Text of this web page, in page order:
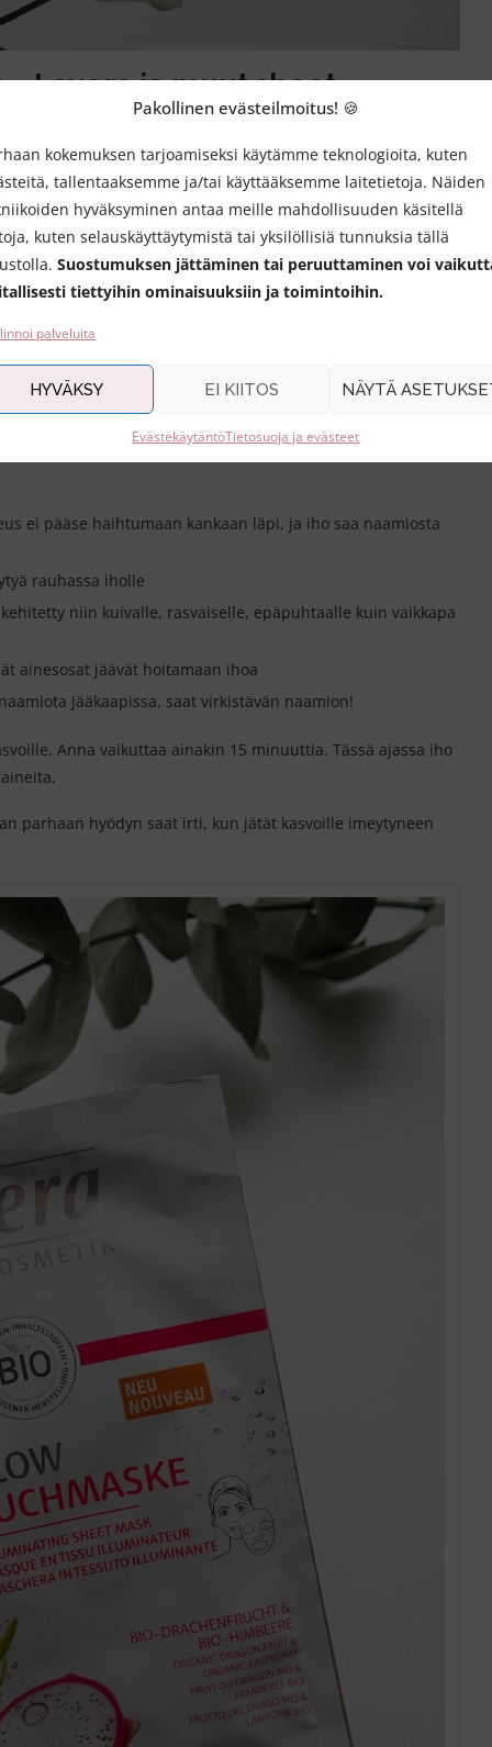
Pakollinen evästeilmoitus! 🍪
kokemuksen tarjoamiseksi käytämme teknologioita, kuten
tallentaaksemme ja/tai käyttääksemme laitetietoja. Näiden
hyväksyminen antaa meille mahdollisuuden käsitellä
kuten selauskäyttäytymistä tai yksilöllisiä tunnuksia tällä
Suostumuksen jättäminen tai peruuttaminen voi
tiettyihin ominaisuuksiin ja toimintoihin.
palveluita
HYVÄKSY EI KIITOS NÄYTÄ
EvästekäytäntöTietosuoja ja evästeet
Lavera ja muut sheet
brändeiltä. Yksi ekologisten kangasnaamioiden
syksyllä neljä uutta biohajoavaa, vegaanista
ja tuotteilla on luonnonkosmetiikan ja Vegan-
pidän myös sitä, että niiden ainesosat on harkittu
ja hoitaviksi.
sillä ihon kosteusvarastot hupenevat helposti
kotimaastaan Koreasta tai ei, sen hyödyt ovat samat
ei pääse haihtumaan kankaan läpi, ja iho saa naamiosta
rauhassa iholle
niin kuivalle, rasvaiselle, epäpuhtaalle kuin vaikkapa
ainesosat jäävät hoitamaan ihoa
jääkaapissa, saat virkistävän naamion!
Anna vaikuttaa ainakin 15 minuuttia. Tässä ajassa iho
parhaan hyödyn saat irti, kun jätät kasvoille imeytyneen